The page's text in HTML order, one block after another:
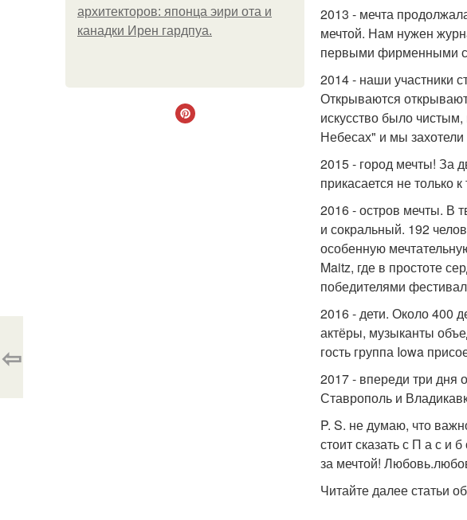
архитекторов: японца эири ота и
канадки Ирен гардпуа.
2013 - мечта
мечтой. Нам нужен
первыми фирменными
2014 - наши участники
Открываются
искусство было
Небесах" и мы
2015 - город мечты! За
прикасается не
2016 - остров мечты. В
и сокральный. 192
особенную
Maitz, где в простоте
победителями
2016 - дети. Около 400
актёры, музыканты
гость группа Iowa
2017 - впереди три дня
Ставрополь и
P. S. не думаю, что
стоит сказать с П а с и
за мечтой!
Читайте далее статьи
⇦